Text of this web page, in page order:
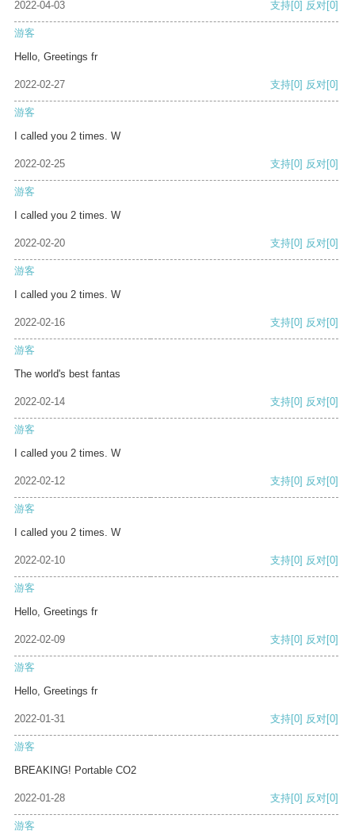
2022-04-03 支持[0] 反对[0]
游客
Hello, Greetings fr
2022-02-27 支持[0] 反对[0]
游客
I called you 2 times. W
2022-02-25 支持[0] 反对[0]
游客
I called you 2 times. W
2022-02-20 支持[0] 反对[0]
游客
I called you 2 times. W
2022-02-16 支持[0] 反对[0]
游客
The world's best fantas
2022-02-14 支持[0] 反对[0]
游客
I called you 2 times. W
2022-02-12 支持[0] 反对[0]
游客
I called you 2 times. W
2022-02-10 支持[0] 反对[0]
游客
Hello, Greetings fr
2022-02-09 支持[0] 反对[0]
游客
Hello, Greetings fr
2022-01-31 支持[0] 反对[0]
游客
BREAKING! Portable CO2
2022-01-28 支持[0] 反对[0]
游客